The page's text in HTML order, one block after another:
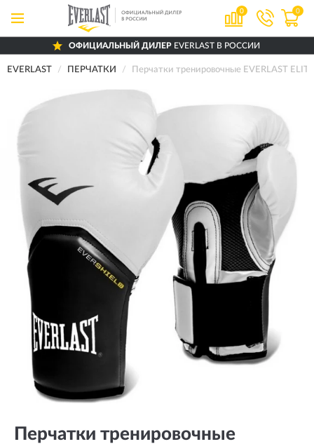
0 0
ОФИЦИАЛЬНЫЙ ДИЛЕР EVERLAST В РОССИИ
EVERLAST ПЕРЧАТКИ Перчатки тренировочные EVERLAST
Перчатки тренировочные